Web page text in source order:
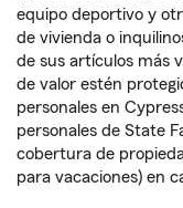
equipo deportivo y
de vivienda o
de sus artículos más
de valor estén
personales en
personales de State
cobertura de
para vacaciones) en